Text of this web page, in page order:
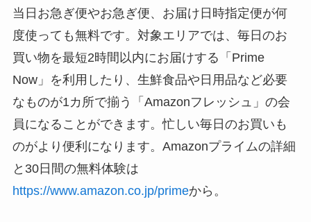
当日お急ぎ便やお急ぎ便、お届け日時指定便が何
度使っても無料です。対象エリアでは、毎日のお
買い物を最短2時間以内にお届けする「Prime
Now」を利用したり、生鮮食品や日用品など必要
なものが1カ所で揃う「Amazonフレッシュ」の会
員になることができます。忙しい毎日のお買いも
のがより便利になります。Amazonプライムの詳細
と30日間の無料体験は
https://www.amazon.co.jp/primeから。